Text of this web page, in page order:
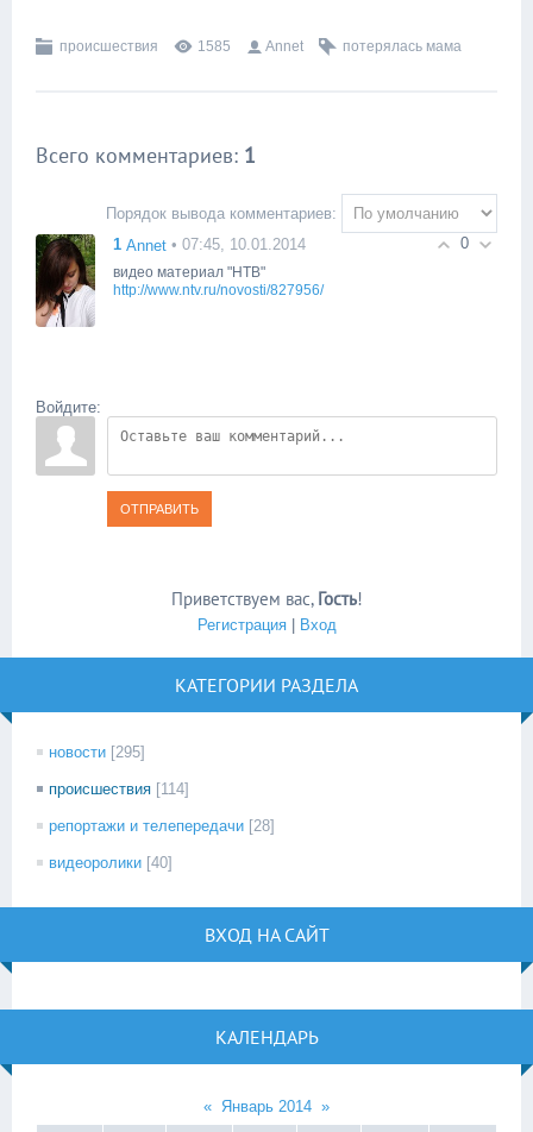
происшествия 1585 Annet потерялась мама
Всего комментариев: 1
Порядок вывода комментариев:
0
1 Annet • 07:45, 10.01.2014
видео материал "НТВ"
http://www.ntv.ru/novosti/827956/
Войдите:
ОТПРАВИТЬ
Приветствуем вас, Гость!
Регистрация| Вход
КАТЕГОРИИ РАЗДЕЛА
новости [295]
происшествия [114]
репортажи и телепередачи [28]
видеоролики [40]
ВХОД НА САЙТ
КАЛЕНДАРЬ
« Январь 2014 »